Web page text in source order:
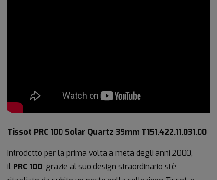
Tissot PRC 100 Solar Quartz 39mm T151.422.11.031.00
Introdotto per la prima volta a metà degli anni 2000,
il PRC 100 grazie al suo design straordinario si è